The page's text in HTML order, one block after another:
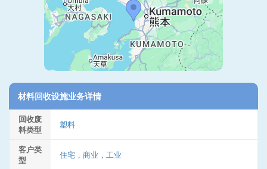
材料回收设施业务详情
回收废
料类型
塑料
客户类
型
住宅，商业，工业